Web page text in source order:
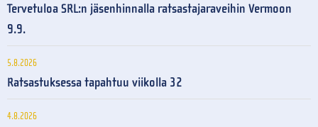
Tervetuloa SRL:n jäsenhinnalla ratsastajaraveihin Vermoon
9.9.
5.8.2026
Ratsastuksessa tapahtuu viikolla 32
4.8.2026